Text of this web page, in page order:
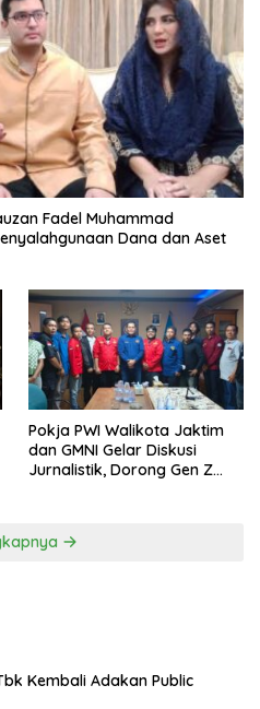
Fadel Muhammad
Dana dan Aset
Pokja PWI Walikota Jaktim
dan GMNI Gelar Diskusi
Jurnalistik, Dorong Gen Z
Kembali Adakan Public